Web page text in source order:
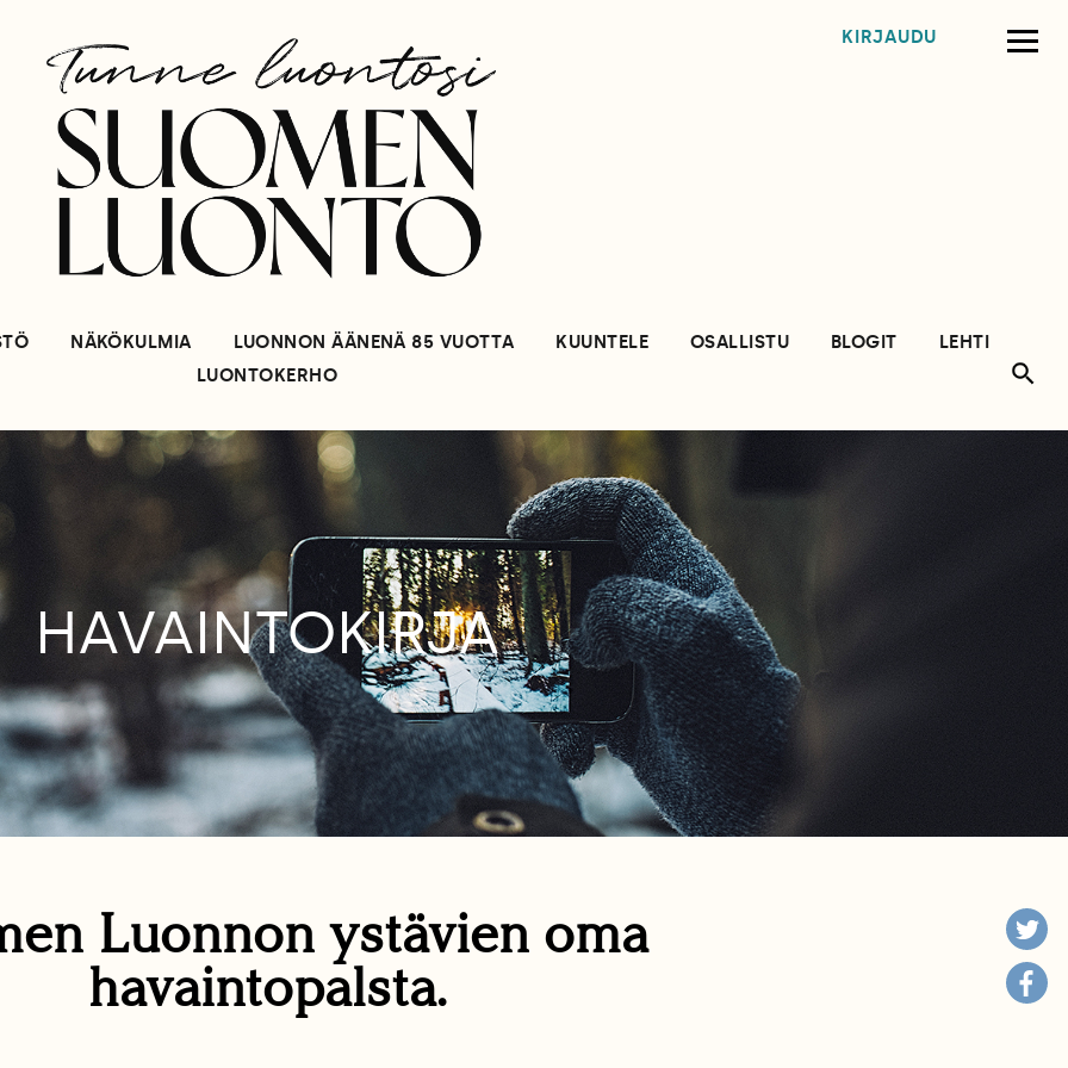
KIRJAUDU
NÄKÖKULMIA LUONNON ÄÄNENÄ 85 VUOTTA KUUNTELE OSALLISTU BLOGIT
LEHTI
LUONTOKERHO
HAVAINTOKIRJA
Luonnon ystävien oma
havaintopalsta.